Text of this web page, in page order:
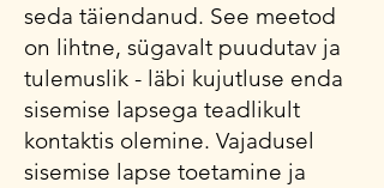
seda täiendanud. See meetod
on lihtne, sügavalt puudutav ja
tulemuslik - läbi kujutluse enda
sisemise lapsega teadlikult
kontaktis olemine. Vajadusel
sisemise lapse toetamine ja